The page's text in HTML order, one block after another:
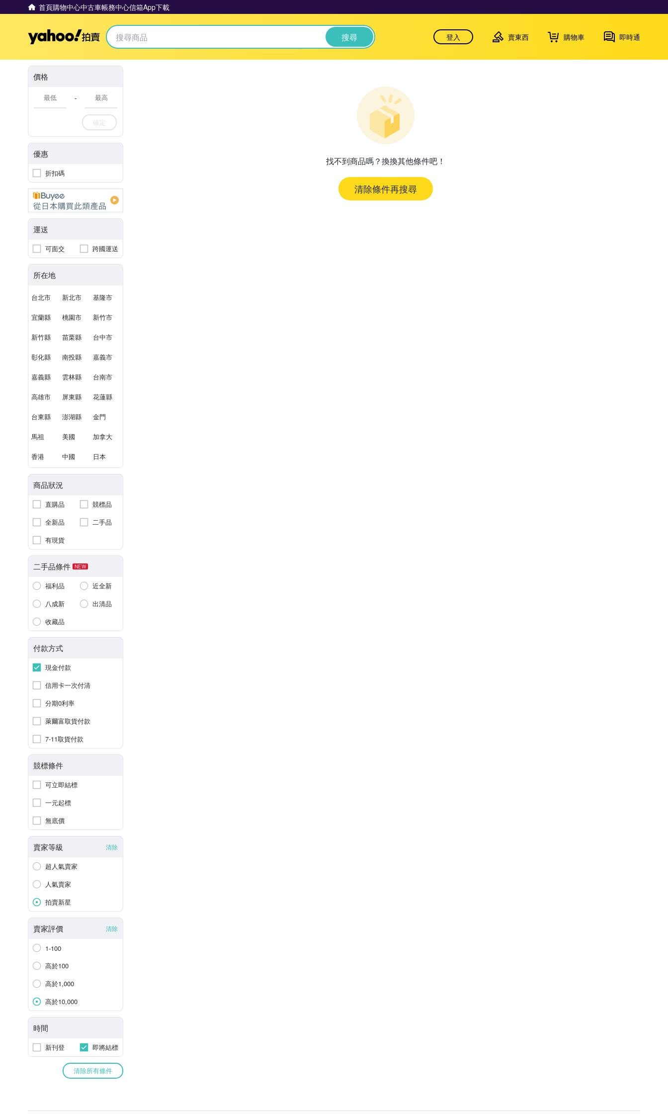
首頁購物中心中古車帳務中心信箱App下載
Yahoo拍賣 搜尋 登入 賣東西 購物車 即時通
價格
-
確定
優惠
折扣碼
運送
可面交 跨國運送
所在地
台北市 新北市 基隆市
宜蘭縣 桃園市 新竹市
新竹縣 苗栗縣 台中市
彰化縣 南投縣 嘉義市
嘉義縣 雲林縣 台南市
高雄市 屏東縣 花蓮縣
台東縣 澎湖縣 金門
馬祖 美國 加拿大
香港 中國 日本
商品狀況
直購品
競標品
全新品
二手品
有現貨
二手品條件 NEW
福利品
近全新
八成新
出清品
收藏品
付款方式
現金付款
信用卡一次付清
分期0利率
萊爾富取貨付款
7-11取貨付款
競標條件
可立即結標
一元起標
無底價
賣家等級 清除
超人氣賣家
人氣賣家
拍賣新星
賣家評價 清除
1-100
高於100
高於1,000
高於10,000
時間
新刊登 即將結標
清除所有條件
找不到商品嗎？換換其他條件吧！
清除條件再搜尋